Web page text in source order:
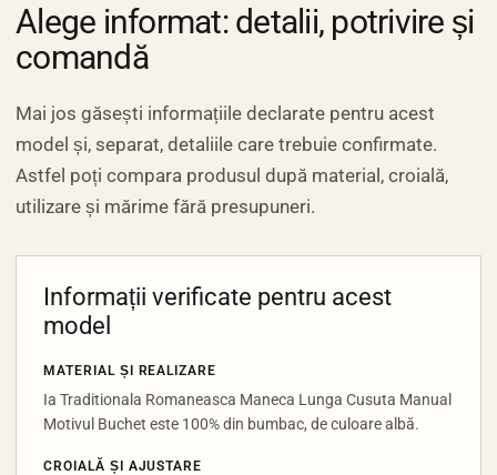
Alege informat: detalii, potrivire și
comandă
Mai jos găsești informațiile declarate pentru acest
model și, separat, detaliile care trebuie confirmate.
Astfel poți compara produsul după material, croială,
utilizare și mărime fără presupuneri.
Informații verificate pentru acest
model
MATERIAL ȘI REALIZARE
Ia Traditionala Romaneasca Maneca Lunga Cusuta Manual
Motivul Buchet este 100% din bumbac, de culoare albă.
CROIALĂ ȘI AJUSTARE